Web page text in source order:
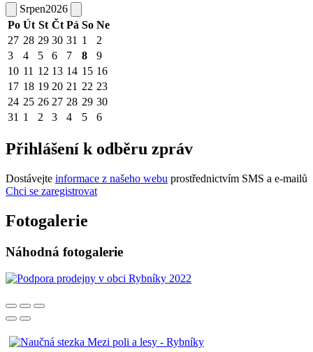
Srpen2026
Po Út St Čt Pá So Ne
27 28 29 30 31 1
2
3
4 5 6 7 8
9
10 11 12 13 14 15 16
17 18 19 20 21 22 23
24 25 26 27 28 29 30
31 1 2 3 4 5 6
Přihlášení k odběru zpráv
Dostávejte informace z našeho webu prostřednictvím SMS a e-mailů
Chci se zaregistrovat
Fotogalerie
Náhodná fotogalerie